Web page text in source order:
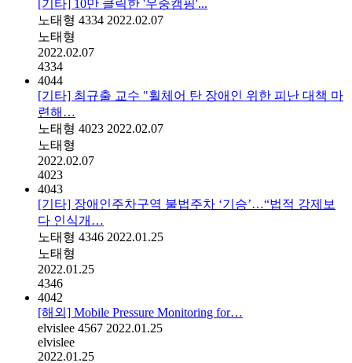
[기타] 10만 클릭한 '우중캠핑'...
노태형 4334 2022.02.07
노태형
2022.02.07
4334
4044
[기타] 최규출 교수 "휠체어 탄 장애인 위한 피난 대책 마
련해…
노태형 4023 2022.02.07
노태형
2022.02.07
4023
4043
[기타] 장애인주차구역 불법주차 ‘기승’…“법적 강제보
다 인식개…
노태형 4346 2022.01.25
노태형
2022.01.25
4346
4042
[해외] Mobile Pressure Monitoring for…
elvislee 4567 2022.01.25
elvislee
2022.01.25